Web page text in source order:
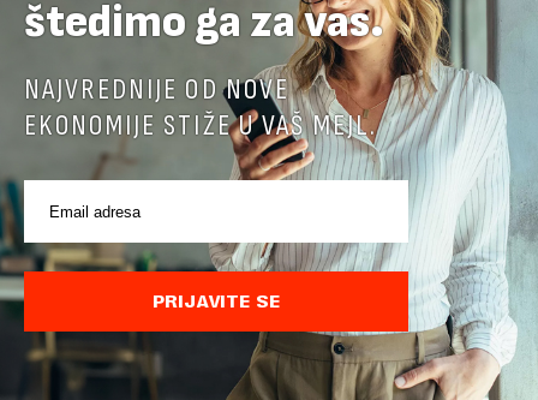
Google menja rukovodstvo AI odeljenja: Demis
Hasabis i ključni inženjeri napuštaju dosadašnje
uloge
Krovna kompanija Google-a, Alphabet, najavila je veliku
rekonstrukciju svog odeljenja za veštačku inteligenciju, piše
Rojters. Ove promene dolaze u ključnom trenutku, dok se
kompanija suočava sa sve većim pr...
štedimo ga za vas.
NAJVREDNIJE OD NOVE
EKONOMIJE STIŽE U VAŠ MEJL.
PRIJAVITE SE